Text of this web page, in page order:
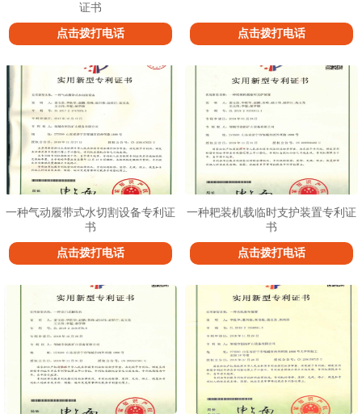
证书
点击拨打电话 点击拨打电话
一种气动履带式水切割设备专利证
书
点击拨打电话
一种耙装机载临时支护装置专利证
书
点击拨打电话